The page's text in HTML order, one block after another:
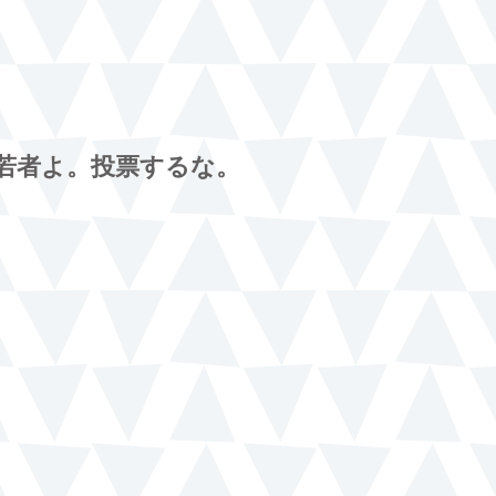
者よ。投票するな。